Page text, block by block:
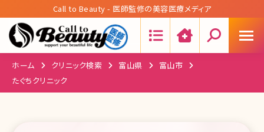
Call to Beauty - 医師監修の美容医療メディア
ホーム クリニック検索 富山県
富山市
たぐちクリニック